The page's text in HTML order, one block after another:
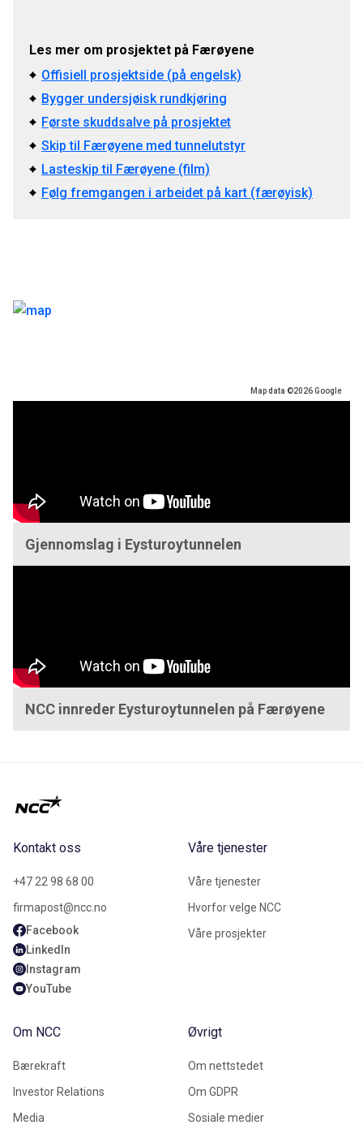
Les mer om prosjektet på Færøyene
Offisiell prosjektside (på engelsk)
Bygger undersjøisk rundkjøring
Første skuddsalve på prosjektet
Skip til Færøyene med tunnelutstyr
Lasteskip til Færøyene (film)
Følg fremgangen i arbeidet på kart (færøyisk)
Map data ©2026 Google
Gjennomslag i Eysturoytunnelen
NCC innreder Eysturoytunnelen på Færøyene
Kontakt oss
+47 22 98 68 00
firmapost@ncc.no
Facebook
LinkedIn
Instagram
YouTube
Våre tjenester
Våre tjenester
Hvorfor velge NCC
Våre prosjekter
Om NCC
Bærekraft
Investor Relations
Media
Øvrigt
Om nettstedet
Om GDPR
Sosiale medier